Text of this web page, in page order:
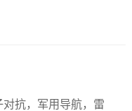
抗，军用导航，雷